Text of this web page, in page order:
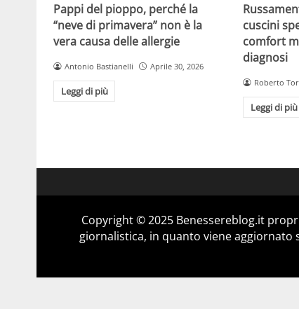
Pappi del pioppo, perché la
“neve di primavera” non è la
vera causa delle allergie
Antonio Bastianelli Aprile 30, 2026
Leggi di più
cuscini
comfort
diagnosi
Roberto
Leggi di più
Copyright © 2025 Benessereblog.it
giornalistica, in quanto viene